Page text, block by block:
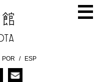
POR ESP